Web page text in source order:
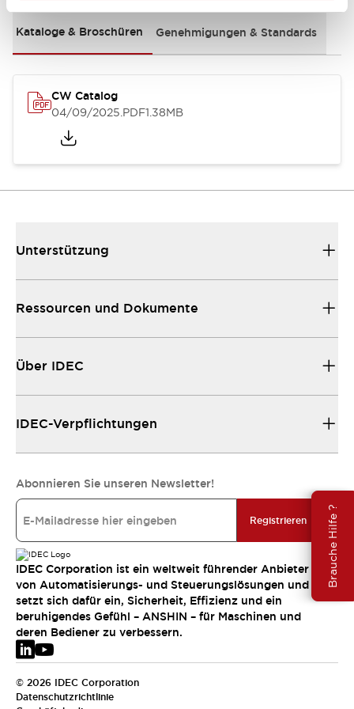
Brauche Hilfe ?
Kataloge & Broschüren Genehmigungen & Standards
CW Catalog
04/09/2025.PDF1.38MB
Unterstützung
Ressourcen und Dokumente
Über IDEC
IDEC-Verpflichtungen
Abonnieren Sie unseren Newsletter!
Registrieren
IDEC Corporation ist ein weltweit führender Anbieter
von Automatisierungs- und Steuerungslösungen und
setzt sich dafür ein, Sicherheit, Effizienz und ein
beruhigendes Gefühl – ANSHIN – für Maschinen und
deren Bediener zu verbessern.
© 2026 IDEC Corporation
Datenschutzrichtlinie